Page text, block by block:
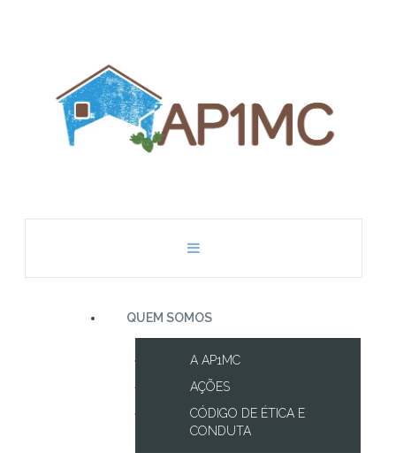
QUEM SOMOS
A AP1MC
AÇÕES
CÓDIGO DE ÉTICA E
CONDUTA